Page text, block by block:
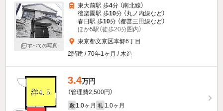
すべての写真
東大前駅 歩4分 （南北線）
後楽園駅 歩10分 （丸ノ内線など）
春日駅 歩10分 （都営三田線など）
ほか5駅（徒歩20分圏内）
東京都文京区本郷6丁目
2階建 / 70年1ヶ月 / 木造
3.4万円
（管理費2,500円）
敷 1.0ヶ月 礼 1.0ヶ月